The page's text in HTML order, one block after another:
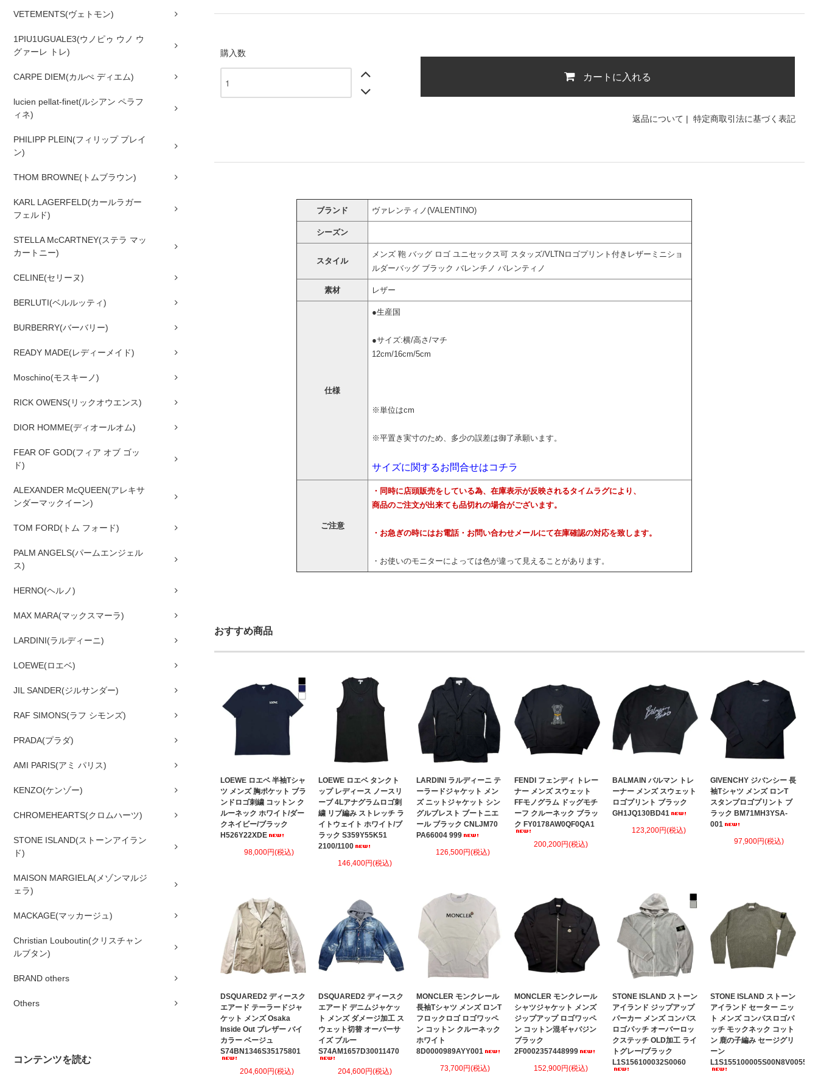
VETEMENTS(ヴェトモン)
1PIU1UGUALE3(ウノピゥ ウノ ウ
グァーレ トレ)
CARPE DIEM(カルぺ ディエム)
lucien pellat-finet(ルシアン ペラフ
ィネ)
PHILIPP PLEIN(フィリップ プレイ
ン)
THOM BROWNE(トムブラウン)
KARL LAGERFELD(カールラガー
フェルド)
STELLA McCARTNEY(ステラ マッ
カートニー)
CELINE(セリーヌ)
BERLUTI(ベルルッティ)
BURBERRY(バーバリー)
READY MADE(レディーメイド)
Moschino(モスキーノ)
RICK OWENS(リックオウエンス)
DIOR HOMME(ディオールオム)
FEAR OF GOD(フィア オブ ゴッ
ド)
ALEXANDER McQUEEN(アレキサ
ンダーマックイーン)
TOM FORD(トム フォード)
PALM ANGELS(パームエンジェル
ス)
HERNO(ヘルノ)
MAX MARA(マックスマーラ)
LARDINI(ラルディーニ)
LOEWE(ロエベ)
JIL SANDER(ジルサンダー)
RAF SIMONS(ラフ シモンズ)
PRADA(プラダ)
AMI PARIS(アミ パリス)
KENZO(ケンゾー)
CHROMEHEARTS(クロムハーツ)
STONE ISLAND(ストーンアイラン
ド)
MAISON MARGIELA(メゾンマルジ
ェラ)
MACKAGE(マッカージュ)
Christian Louboutin(クリスチャン
ルブタン)
BRAND others
Others
コンテンツを読む
購入数
カートに入れる
返品について | 特定商取引法に基づく表記
ブランド ヴァレンティノ(VALENTINO)
シーズン
スタイル
メンズ 鞄 バッグ ロゴ ユニセックス可 スタッズ/VLTNロゴプリント付きレザーミニショ
ルダーバッグ ブラック バレンチノ バレンティノ
素材 レザー
仕様
●生産国
●サイズ:横/高さ/マチ
12cm/16cm/5cm
※単位はcm
※平置き実寸のため、多少の誤差は御了承願います。
サイズに関するお問合せはコチラ
ご注意
・同時に店頭販売をしている為、在庫表示が反映されるタイムラグにより、
商品のご注文が出来ても品切れの場合がございます。
・お急ぎの時にはお電話・お問い合わせメールにて在庫確認の対応を致します。
・お使いのモニターによっては色が違って見えることがあります。
おすすめ商品
LOEWE ロエベ 半袖Tシャ
ツ メンズ 胸ポケット ブラ
ンドロゴ刺繍 コットン ク
ルーネック ホワイト/ダー
クネイビー/ブラック
H526Y22XDE
98,000円(税込)
LOEWE ロエベ タンクト
ップ レディース ノースリ
ーブ 4Lアナグラムロゴ刺
繍 リブ編み ストレッチ ラ
イトウェイト ホワイト/ブ
ラック S359Y55K51
2100/1100
146,400円(税込)
LARDINI ラルディーニ テ
ーラードジャケット メン
ズ ニットジャケット シン
グルブレスト ブートニエ
ール ブラック CNLJM70
PA66004 999
126,500円(税込)
FENDI フェンディ トレー
ナー メンズ スウェット
FFモノグラム ドッグモチ
ーフ クルーネック ブラッ
ク FY0178AW0QF0QA1
200,200円(税込)
BALMAIN バルマン トレ
ーナー メンズ スウェット
ロゴプリント ブラック
GH1JQ130BD41
123,200円(税込)
GIVENCHY ジバンシー 長
袖Tシャツ メンズ ロンT
スタンプロゴプリント ブ
ラック BM71MH3YSA-
001
97,900円(税込)
DSQUARED2 ディースク
エアード テーラードジャ
ケット メンズ Osaka
Inside Out ブレザー バイ
カラー ベージュ
S74BN1346S35175801
204,600円(税込)
DSQUARED2 ディースク
エアード デニムジャケッ
ト メンズ ダメージ加工 ス
ウェット切替 オーバーサ
イズ ブルー
S74AM1657D30011470
204,600円(税込)
MONCLER モンクレール
長袖Tシャツ メンズ ロンT
フロックロゴ ロゴワッペ
ン コットン クルーネック
ホワイト
8D0000989AYY001
73,700円(税込)
MONCLER モンクレール
シャツジャケット メンズ
ジップアップ ロゴワッペ
ン コットン混ギャバジン
ブラック
2F0002357448999
152,900円(税込)
STONE ISLAND ストーン
アイランド ジップアップ
パーカー メンズ コンパス
ロゴパッチ オーバーロッ
クステッチ OLD加工 ライ
トグレー/ブラック
L1S156100032S0060
STONE ISLAND ストーン
アイランド セーター ニッ
ト メンズ コンパスロゴパ
ッチ モックネック コット
ン 鹿の子編み セージグリ
ーン
L1S155100005S00N8V0055